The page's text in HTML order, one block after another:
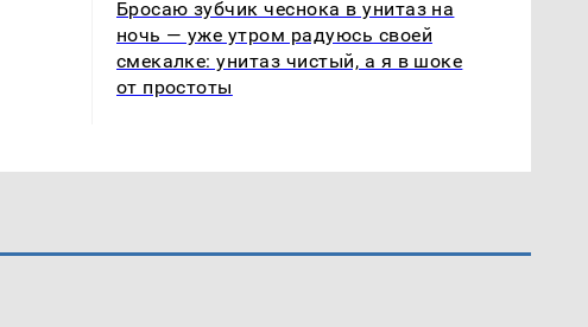
Бросаю зубчик чеснока в унитаз на
ночь — уже утром радуюсь своей
смекалке: унитаз чистый, а я в шоке
от простоты